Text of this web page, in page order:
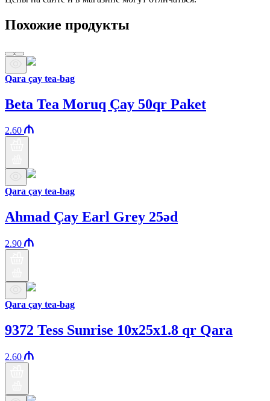
Похожие продукты
Qara çay tea-bag
Beta Tea Moruq Çay 50qr Paket
2.60
Qara çay tea-bag
Ahmad Çay Earl Grey 25əd
2.90
Qara çay tea-bag
9372 Tess Sunrise 10x25x1.8 qr Qara
2.60